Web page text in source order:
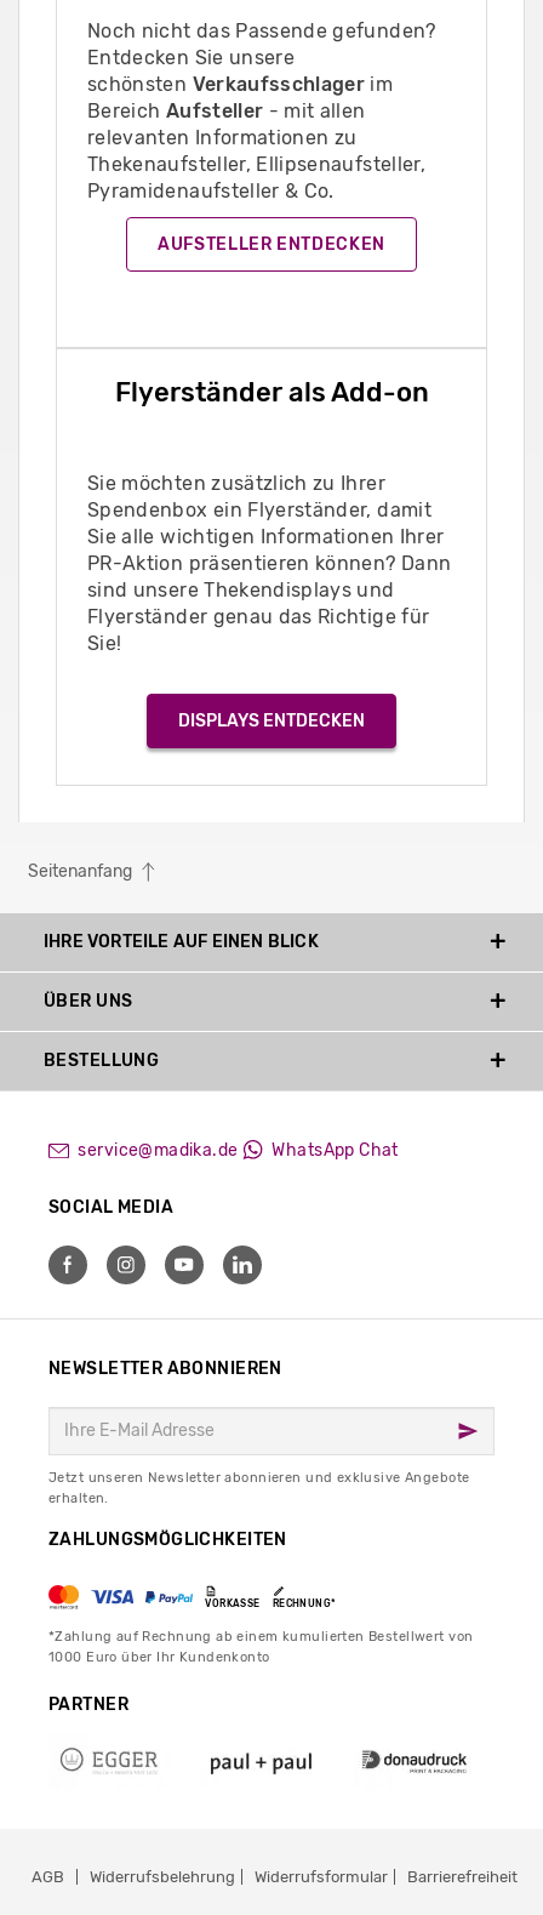
Noch nicht das Passende gefunden?
Entdecken Sie unsere
schönsten Verkaufsschlager im
Bereich Aufsteller - mit allen
relevanten Informationen zu
Thekenaufsteller, Ellipsenaufsteller,
Pyramidenaufsteller & Co.
AUFSTELLER ENTDECKEN
Flyerständer als Add-on
Sie möchten zusätzlich zu Ihrer
Spendenbox ein Flyerständer, damit
Sie alle wichtigen Informationen Ihrer
PR-Aktion präsentieren können? Dann
sind unsere Thekendisplays und
Flyerständer genau das Richtige für
Sie!
DISPLAYS ENTDECKEN
Seitenanfang
IHRE VORTEILE AUF EINEN BLICK
service@madika.de WhatsApp Chat
SOCIAL MEDIA
ÜBER UNS
BESTELLUNG
NEWSLETTER ABONNIEREN
Jetzt unseren Newsletter abonnieren und exklusive Angebote
erhalten.
ZAHLUNGSMÖGLICHKEITEN
VORKASSE RECHNUNG*
*Zahlung auf Rechnung ab einem kumulierten Bestellwert von
1000 Euro über Ihr Kundenkonto
PARTNER
AGB Widerrufsbelehrung Widerrufsformular Barrierefreiheit